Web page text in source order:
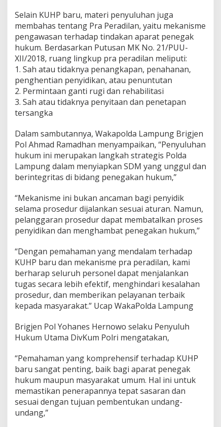
U
H
P
B
a
r
u
d
a
n
P
P
e
r
d
i
a
n
Selain KUHP baru, materi penyuluhan juga
membahas tentang Pra Peradilan, yaitu mekanisme
pengawasan terhadap tindakan aparat penegak
hukum. Berdasarkan Putusan MK No. 21/PUU-
XII/2018, ruang lingkup pra peradilan meliputi:
1. Sah atau tidaknya penangkapan, penahanan,
penghentian penyidikan, atau penuntutan
2. Permintaan ganti rugi dan rehabilitasi
3. Sah atau tidaknya penyitaan dan penetapan
tersangka
Dalam sambutannya, Wakapolda Lampung Brigjen
Pol Ahmad Ramadhan menyampaikan, “Penyuluhan
hukum ini merupakan langkah strategis Polda
Lampung dalam menyiapkan SDM yang unggul dan
berintegritas di bidang penegakan hukum,”
“Mekanisme ini bukan ancaman bagi penyidik
selama prosedur dijalankan sesuai aturan. Namun,
pelanggaran prosedur dapat membatalkan proses
penyidikan dan menghambat penegakan hukum,”
“Dengan pemahaman yang mendalam terhadap
KUHP baru dan mekanisme pra peradilan, kami
berharap seluruh personel dapat menjalankan
tugas secara lebih efektif, menghindari kesalahan
prosedur, dan memberikan pelayanan terbaik
kepada masyarakat.” Ucap WakaPolda Lampung
Brigjen Pol Yohanes Hernowo selaku Penyuluh
Hukum Utama DivKum Polri mengatakan,
“Pemahaman yang komprehensif terhadap KUHP
baru sangat penting, baik bagi aparat penegak
hukum maupun masyarakat umum. Hal ini untuk
memastikan penerapannya tepat sasaran dan
sesuai dengan tujuan pembentukan undang-
undang,”